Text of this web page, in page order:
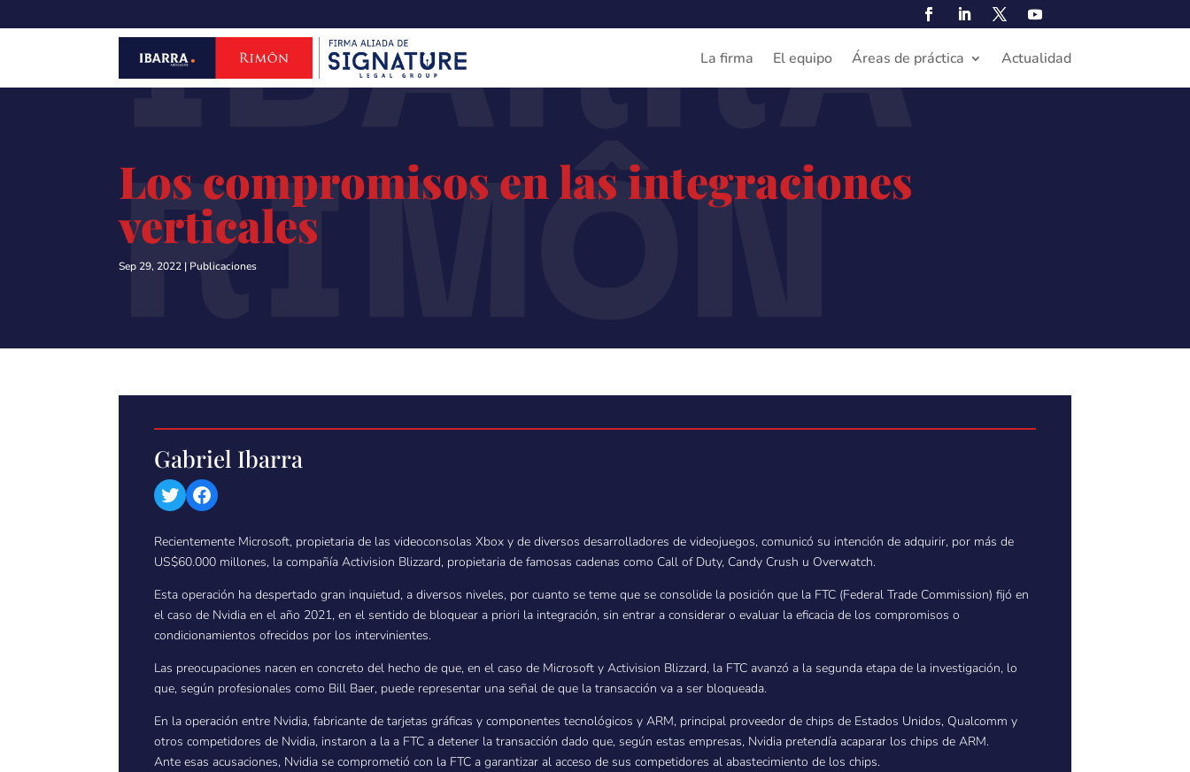
La firma El equipo Áreas de práctica Actualidad
Los compromisos en las integraciones
verticales
Sep 29, 2022 | Publicaciones
RIMÔN
Gabriel Ibarra
TwitterFacebook
Recientemente Microsoft, propietaria de las videoconsolas Xbox y de diversos desarrolladores de videojuegos, comunicó su intención de adquirir, por más de
US$60.000 millones, la compañía Activision Blizzard, propietaria de famosas cadenas como Call of Duty, Candy Crush u Overwatch.
Esta operación ha despertado gran inquietud, a diversos niveles, por cuanto se teme que se consolide la posición que la FTC (Federal Trade Commission) fijó en
el caso de Nvidia en el año 2021, en el sentido de bloquear a priori la integración, sin entrar a considerar o evaluar la eficacia de los compromisos o
condicionamientos ofrecidos por los intervinientes.
Las preocupaciones nacen en concreto del hecho de que, en el caso de Microsoft y Activision Blizzard, la FTC avanzó a la segunda etapa de la investigación, lo
que, según profesionales como Bill Baer, puede representar una señal de que la transacción va a ser bloqueada.
En la operación entre Nvidia, fabricante de tarjetas gráficas y componentes tecnológicos y ARM, principal proveedor de chips de Estados Unidos, Qualcomm y
otros competidores de Nvidia, instaron a la a FTC a detener la transacción dado que, según estas empresas, Nvidia pretendía acaparar los chips de ARM.
Ante esas acusaciones, Nvidia se comprometió con la FTC a garantizar al acceso de sus competidores al abastecimiento de los chips.